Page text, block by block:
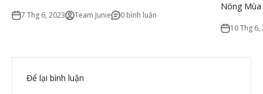
7 Thg 6, 2023 Team Junie 0 bình luận
Nóng Mùa
10 Thg 6,
Để lại bình luận